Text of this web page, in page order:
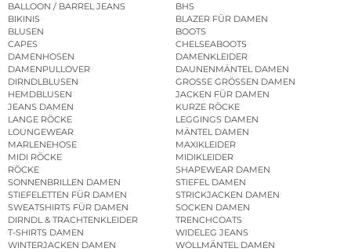
BALLOON / BARREL JEANS
BHS
BIKINIS
BLAZER FÜR DAMEN
BLUSEN
BOOTS
CAPES
CHELSEABOOTS
DAMENHOSEN
DAMENKLEIDER
DAMENPULLOVER
DAUNENMÄNTEL DAMEN
DIRNDLBLUSEN
GROSSE GRÖSSEN DAMEN
HEMDBLUSEN
JACKEN FÜR DAMEN
JEANS DAMEN
KURZE RÖCKE
LANGE RÖCKE
LEGGINGS DAMEN
LOUNGEWEAR
MÄNTEL DAMEN
MARLENEHOSE
MAXIKLEIDER
MIDI RÖCKE
MIDIKLEIDER
RÖCKE
SHAPEWEAR DAMEN
SONNENBRILLEN DAMEN
STIEFEL DAMEN
STIEFELETTEN FÜR DAMEN
STRICKJACKEN DAMEN
SWEATSHIRTS FÜR DAMEN
SOCKEN DAMEN
DIRNDL & TRACHTENKLEIDER
TRENCHCOATS
T-SHIRTS DAMEN
WIDELEG JEANS
WINTERJACKEN DAMEN
WOLLMÄNTEL DAMEN